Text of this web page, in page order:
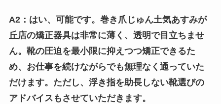
A2：はい、可能です。巻き爪じゅん土気あすみが
丘店の矯正器具は非常に薄く、透明で目立ちませ
ん。靴の圧迫を最小限に抑えつつ矯正できるた
め、お仕事を続けながらでも無理なく通っていた
だけます。ただし、浮き指を助長しない靴選びの
アドバイスもさせていただきます。